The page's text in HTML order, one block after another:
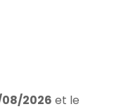
2026 et le